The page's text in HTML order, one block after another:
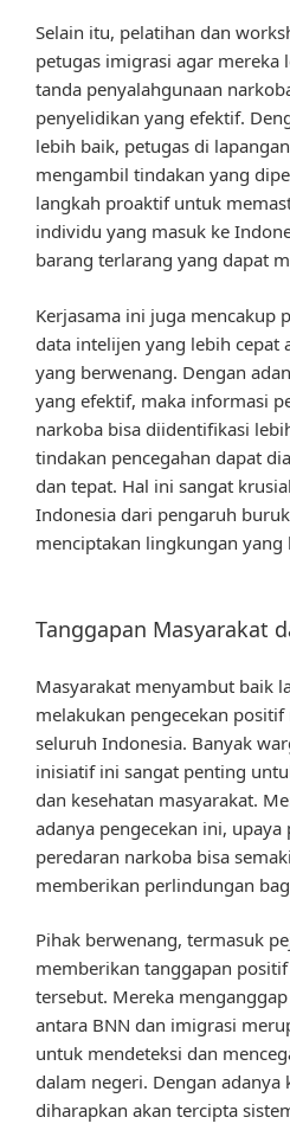
Selain itu, pelatihan dan
petugas imigrasi agar mereka
tanda penyalahgunaan
penyelidikan yang efektif.
lebih baik, petugas di
mengambil tindakan yang
langkah proaktif untuk
individu yang masuk ke
barang terlarang yang dapat
Kerjasama ini juga mencakup
data intelijen yang lebih cepat
yang berwenang. Dengan
yang efektif, maka informasi
narkoba bisa diidentifikasi
tindakan pencegahan dapat
dan tepat. Hal ini sangat
Indonesia dari pengaruh
menciptakan lingkungan yang
Tanggapan Masyarakat
Masyarakat menyambut baik
melakukan pengecekan
seluruh Indonesia. Banyak
inisiatif ini sangat penting
dan kesehatan masyarakat.
adanya pengecekan ini, upaya
peredaran narkoba bisa
memberikan perlindungan
Pihak berwenang, termasuk
memberikan tanggapan
tersebut. Mereka
antara BNN dan imigrasi
untuk mendeteksi dan
dalam negeri. Dengan adanya
diharapkan akan tercipta